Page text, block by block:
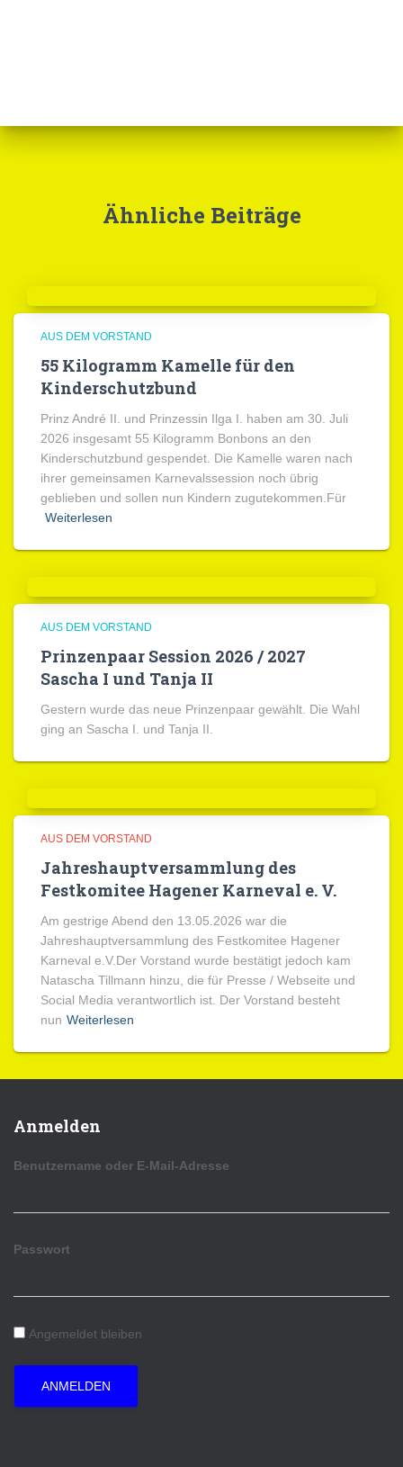
Ähnliche Beiträge
AUS DEM VORSTAND
55 Kilogramm Kamelle für den
Kinderschutzbund
Prinz André II. und Prinzessin Ilga I. haben am 30. Juli
2026 insgesamt 55 Kilogramm Bonbons an den
Kinderschutzbund gespendet. Die Kamelle waren nach
ihrer gemeinsamen Karnevalssession noch übrig
geblieben und sollen nun Kindern zugutekommen.Für
Weiterlesen
AUS DEM VORSTAND
Prinzenpaar Session 2026 / 2027
Sascha I und Tanja II
Gestern wurde das neue Prinzenpaar gewählt. Die Wahl
ging an Sascha I. und Tanja II.
AUS DEM VORSTAND
Jahreshauptversammlung des
Festkomitee Hagener Karneval e. V.
Am gestrige Abend den 13.05.2026 war die
Jahreshauptversammlung des Festkomitee Hagener
Karneval e.V.Der Vorstand wurde bestätigt jedoch kam
Natascha Tillmann hinzu, die für Presse / Webseite und
Social Media verantwortlich ist. Der Vorstand besteht
nun Weiterlesen
Anmelden
Benutzername oder E-Mail-Adresse
Passwort
Angemeldet bleiben
ANMELDEN